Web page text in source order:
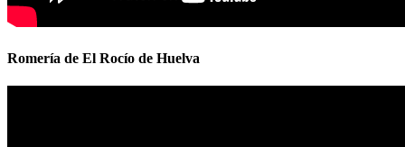
Romería de El Rocío de Huelva